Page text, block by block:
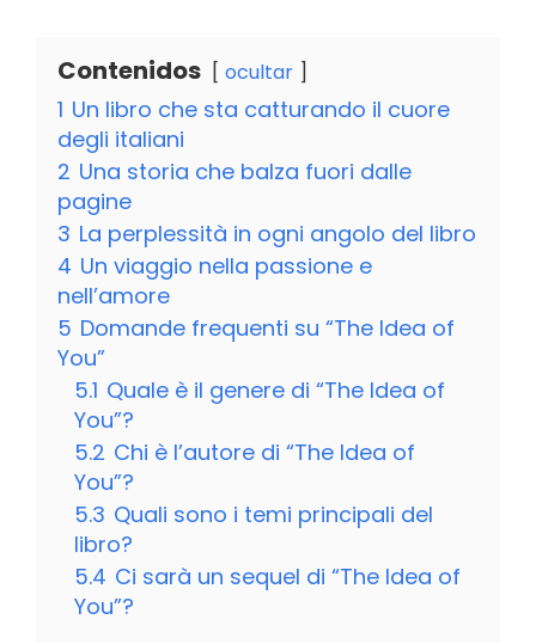
Contenidos ocultar
1 Un libro che sta catturando il cuore
degli italiani
2 Una storia che balza fuori dalle
pagine
3 La perplessità in ogni angolo del libro
4 Un viaggio nella passione e
nell’amore
5 Domande frequenti su “The Idea of
You”
5.1 Quale è il genere di “The Idea of
You”?
5.2 Chi è l’autore di “The Idea of
You”?
5.3 Quali sono i temi principali del
libro?
5.4 Ci sarà un sequel di “The Idea of
You”?